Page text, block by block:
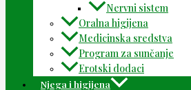
Nervni sistem
Oralna higijena
Medicinska sredstva
Program za sunčanje
Erotski dodaci
Njega i higijena